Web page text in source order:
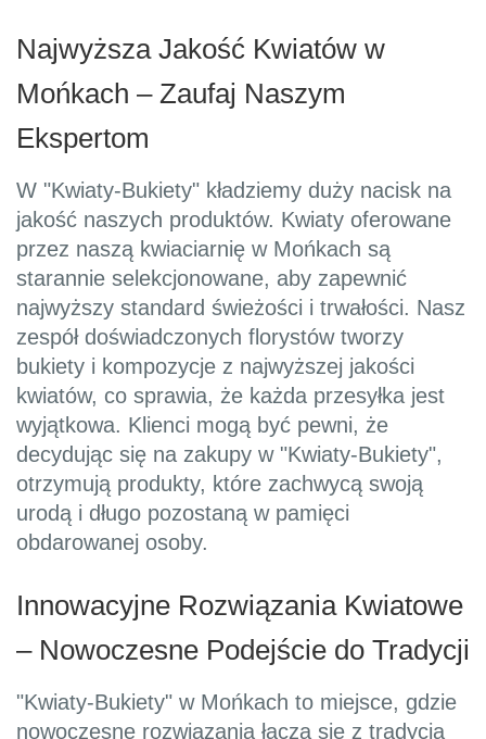
Najwyższa Jakość Kwiatów w
Mońkach – Zaufaj Naszym
Ekspertom
W "Kwiaty-Bukiety" kładziemy duży nacisk na
jakość naszych produktów. Kwiaty oferowane
przez naszą kwiaciarnię w Mońkach są
starannie selekcjonowane, aby zapewnić
najwyższy standard świeżości i trwałości. Nasz
zespół doświadczonych florystów tworzy
bukiety i kompozycje z najwyższej jakości
kwiatów, co sprawia, że każda przesyłka jest
wyjątkowa. Klienci mogą być pewni, że
decydując się na zakupy w "Kwiaty-Bukiety",
otrzymują produkty, które zachwycą swoją
urodą i długo pozostaną w pamięci
obdarowanej osoby.
Innowacyjne Rozwiązania Kwiatowe
– Nowoczesne Podejście do Tradycji
"Kwiaty-Bukiety" w Mońkach to miejsce, gdzie
nowoczesne rozwiązania łączą się z tradycją